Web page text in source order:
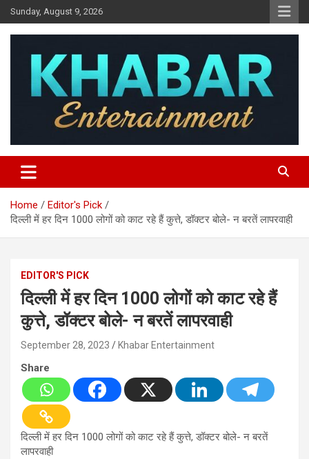
Skip
to
content
Sunday, August 9, 2026
Khabar Entertainment
Home
Editor's Pick
दिल्ली में हर दिन 1000 लोगों को काट रहे हैं कुत्ते, डॉक्टर बोले- न बरतें लापरवाही
EDITOR'S PICK
दिल्ली में हर दिन 1000 लोगों को काट रहे हैं
कुत्ते, डॉक्टर बोले- न बरतें लापरवाही
September 28, 2023 Khabar Entertainment
Share
दिल्ली में हर दिन 1000 लोगों को काट रहे हैं कुत्ते, डॉक्टर बोले- न बरतें
लापरवाही